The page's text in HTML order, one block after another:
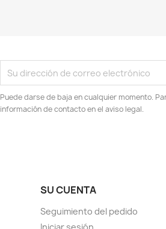
Puede darse de baja en cualquier momento.
información de contacto en el aviso legal.
SU CUENTA
Seguimiento del pedido